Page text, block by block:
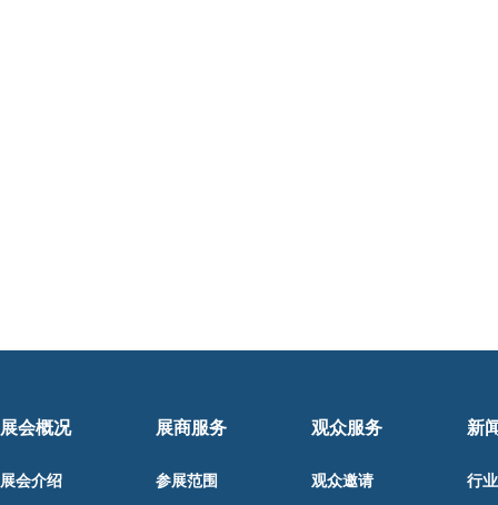
展会概况
展会介绍
展商服务
参展范围
观众服务
观众邀请
新
行